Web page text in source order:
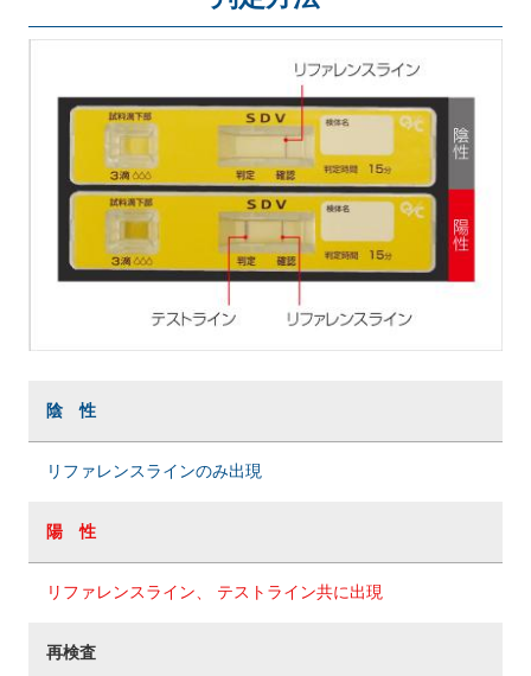
陰 性
リファレンスラインのみ出現
陽 性
リファレンスライン、 テストライン共に出現
再検査